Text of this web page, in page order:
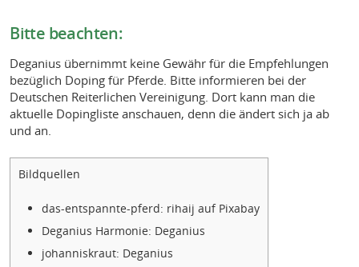
Bitte beachten:
Deganius übernimmt keine Gewähr für die Empfehlungen
bezüglich Doping für Pferde. Bitte informieren bei der
Deutschen Reiterlichen Vereinigung. Dort kann man die
aktuelle Dopingliste anschauen, denn die ändert sich ja ab
und an.
Bildquellen
das-entspannte-pferd: rihaij auf Pixabay
Deganius Harmonie: Deganius
johanniskraut: Deganius